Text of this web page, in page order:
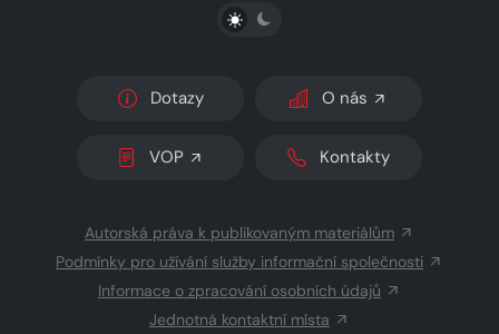
PŘEPNOUT SVĚTLÝ/TMAVÝ REŽIM
Dotazy O nás
VOP Kontakty
Autorská práva k publikovaným materiálům
Podmínky pro užívání služby informační společnosti
Informace o zpracování osobních údajů
Jednotná kontaktní místa